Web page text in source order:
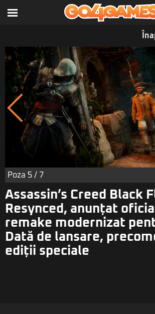
Poza 5 / 7
Assassin’s Creed Black
Resynced, anunțat
remake modernizat
Dată de lansare,
ediții speciale